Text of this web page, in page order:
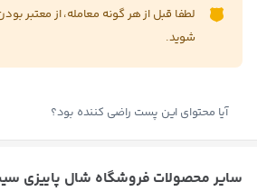
لطفا قبل از هر گونه معامله، از معتبر
شوید.
آیا محتوای این پست راضی کننده بود؟
سایر محصولات فروشگاه شال پاییزی